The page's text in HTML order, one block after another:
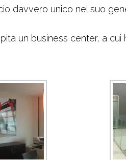
davvero unico nel suo
un business center, a